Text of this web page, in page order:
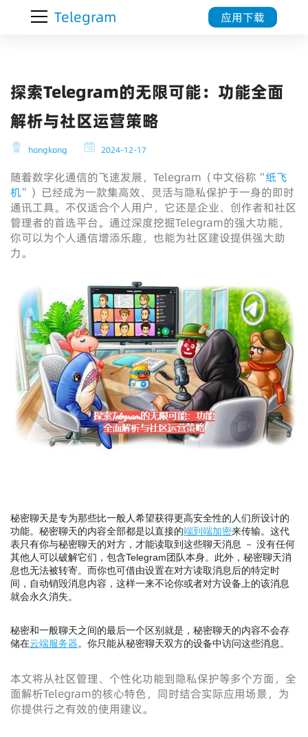
Telegram 应用下载
探索Telegram的无限可能：功能全面
解析与社区运营策略
hongkong 2024-12-17
随着数字化通信的飞速发展，Telegram（中文俗称“纸飞
机”）已经成为一款集高效、灵活与隐私保护于一身的即时
通讯工具。不仅适合个人用户，它还是企业、创作者和社区
管理者的首选平台。通过深度挖掘Telegram的强大功能，
你可以为个人通信增添乐趣，也能为社区建设提供强大助
力。
秘密聊天是专为那些比一般人希望获得更高安全性的人们所设计的
功能。秘密聊天的内容全部都是以直接的端到端加密来传输。这代
表只有你与秘密聊天的对方，才能读取到这些聊天消息 － 没有任何
其他人可以破解它们，包含Telegram团队本身。此外，秘密聊天消
息也无法被转寄。而你也可借由设置在对方读取消息后的特定时
间，自动销毁消息内容，这样一来不论你或者对方设备上的该消息
就会永久消失。
秘密和一般聊天之间的最后一个区别就是，秘密聊天的内容不会存
储在云端服务器。你只能从秘密聊天双方的设备中访问这些消息。
本文将从社区管理、个性化功能到隐私保护等多个方面，全
面解析Telegram的核心特色，同时结合实际应用场景，为
你提供行之有效的使用建议。